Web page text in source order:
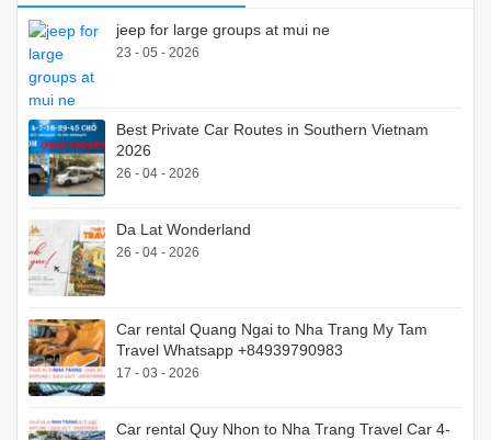
jeep for large groups at mui ne
23 - 05 - 2026
Best Private Car Routes in Southern Vietnam
2026
26 - 04 - 2026
Da Lat Wonderland
26 - 04 - 2026
Car rental Quang Ngai to Nha Trang My Tam
Travel Whatsapp +84939790983
17 - 03 - 2026
Car rental Quy Nhon to Nha Trang Travel Car 4-